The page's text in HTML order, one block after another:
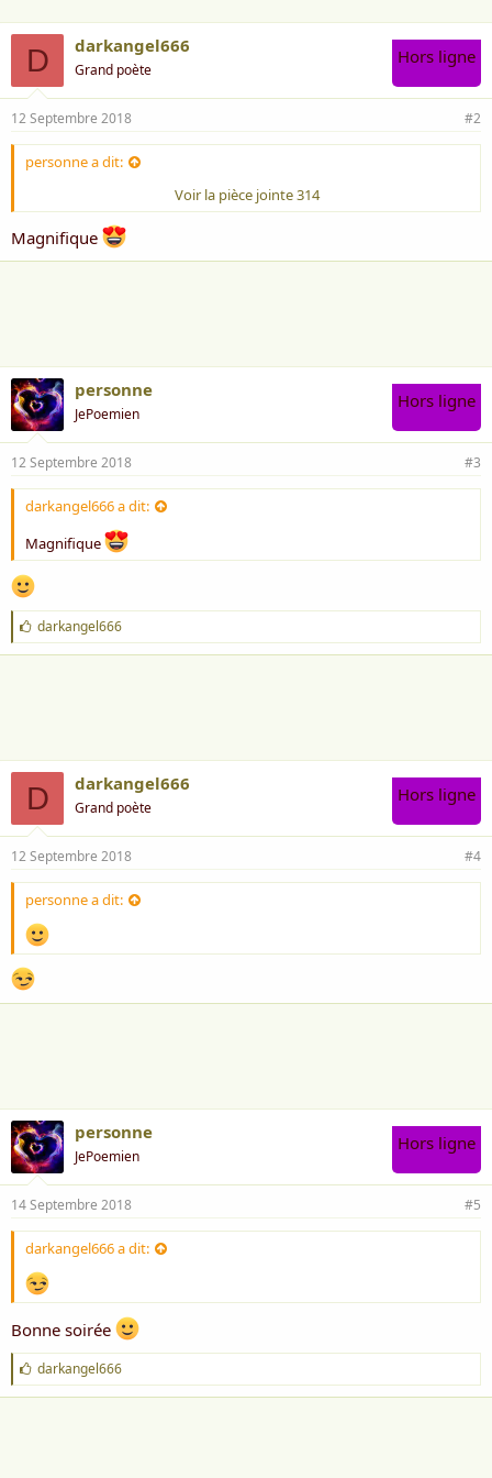
D darkangel666
Grand poète
Hors ligne
12 Septembre 2018 #2
personne a dit:
Voir la pièce jointe 314
Magnifique
personne
JePoemien
Hors ligne
12 Septembre 2018 #3
darkangel666 a dit:
Magnifique
J
'
a
darkangel666
D darkangel666
Grand poète
Hors ligne
12 Septembre 2018 #4
personne a dit:
personne
JePoemien
Hors ligne
14 Septembre 2018 #5
darkangel666 a dit:
Bonne soirée
J
'
a
darkangel666